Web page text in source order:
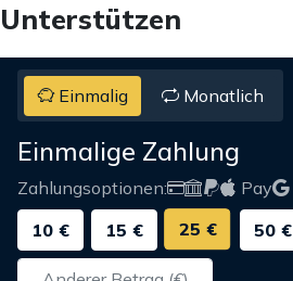
Unterstützen
Einmalig Monatlich
Einmalige Zahlung
Zahlungsoptionen: Pay
10 €
15 € 25 € 50 €